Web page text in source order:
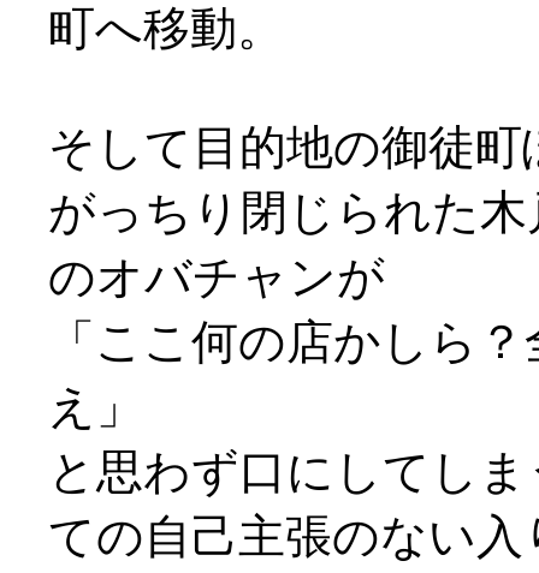
町へ移動。
そして目的地の御徒町
がっちり閉じられた
のオバチャンが
「ここ何の店かしら
え」
と思わず口にしてし
ての自己主張のない入